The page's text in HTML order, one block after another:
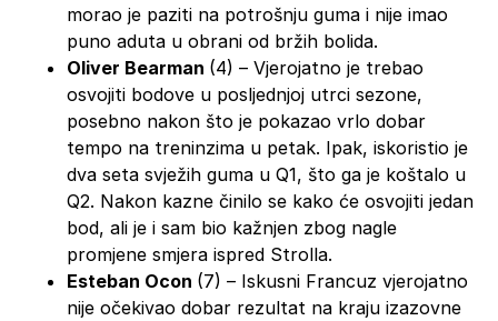
morao je paziti na potrošnju guma i nije imao
puno aduta u obrani od bržih bolida.
Oliver Bearman (4) – Vjerojatno je trebao
osvojiti bodove u posljednjoj utrci sezone,
posebno nakon što je pokazao vrlo dobar
tempo na treninzima u petak. Ipak, iskoristio je
dva seta svježih guma u Q1, što ga je koštalo u
Q2. Nakon kazne činilo se kako će osvojiti jedan
bod, ali je i sam bio kažnjen zbog nagle
promjene smjera ispred Strolla.
Esteban Ocon (7) – Iskusni Francuz vjerojatno
nije očekivao dobar rezultat na kraju izazovne